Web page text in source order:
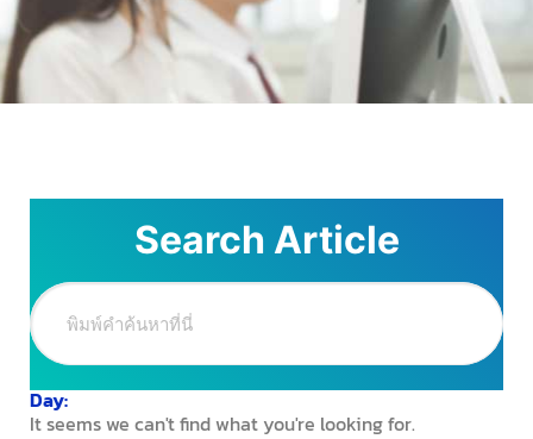
Search Article
Day:
It seems we can't find what you're looking for.